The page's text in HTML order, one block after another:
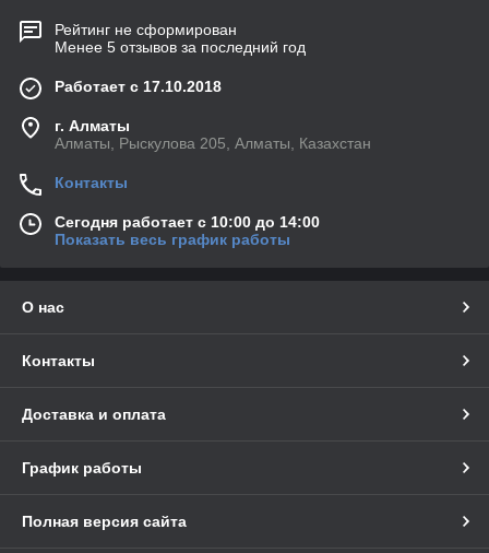
Рейтинг не сформирован
Менее 5 отзывов за последний год
Работает с 17.10.2018
г. Алматы
Алматы, Рыскулова 205, Алматы, Казахстан
Контакты
Сегодня работает с 10:00 до 14:00
Показать весь график работы
О нас
Контакты
Доставка и оплата
График работы
Полная версия сайта